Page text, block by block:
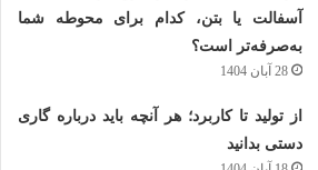
آسفالت یا بتن، کدام برای محوطه شما
به‌صرفه‌تر است؟
28 آبان 1404
از تولید تا کاربرد؛ هر آنچه باید درباره گاری
دستی بدانید